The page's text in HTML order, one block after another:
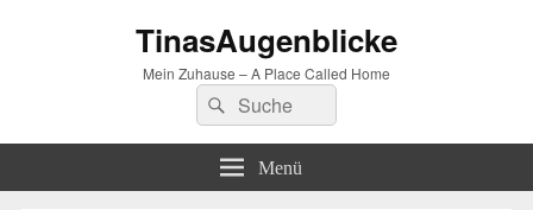
TinasAugenblicke
Mein Zuhause – A Place Called Home
Suchen
nach:
Suchen
Menü